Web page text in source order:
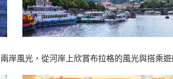
岸風光，從河岸上欣賞布拉格的風光與搭乘